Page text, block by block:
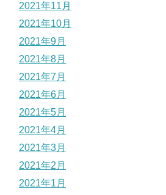
2021年11月
2021年10月
2021年9月
2021年8月
2021年7月
2021年6月
2021年5月
2021年4月
2021年3月
2021年2月
2021年1月